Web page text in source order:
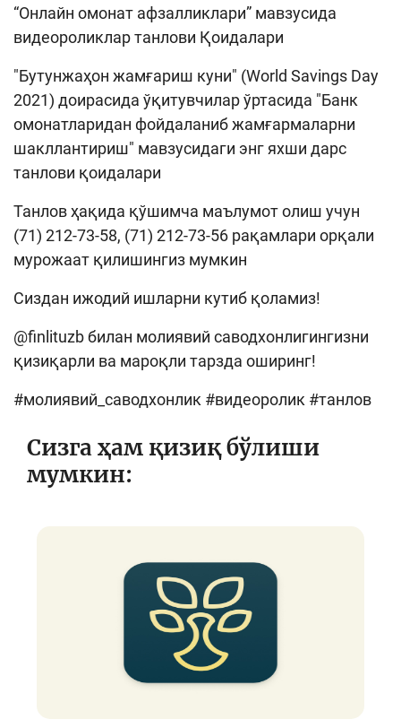
“Онлайн омонат афзалликлари” мавзусида
видеороликлар танлови Қоидалари
"Бутунжаҳон жамғариш куни" (World Savings Day
2021) доирасида ўқитувчилар ўртасида "Банк
омонатларидан фойдаланиб жамғармаларни
шакллантириш" мавзусидаги энг яхши дарс
танлови қоидалари
Танлов ҳақида қўшимча маълумот олиш учун
(71) 212-73-58, (71) 212-73-56 рақамлари орқали
мурожаат қилишингиз мумкин
Сиздан ижодий ишларни кутиб қоламиз!
@finlituzb билан молиявий саводхонлигингизни
қизиқарли ва мароқли тарзда оширинг!
#молиявий_саводхонлик #видеоролик #танлов
Сизга ҳам қизиқ бўлиши
мумкин: